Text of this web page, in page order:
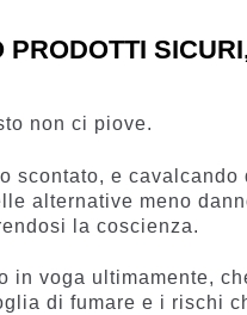
non ci piove.
scontato, e
alternative meno
la coscienza.
in voga ultimamente,
di fumare e i rischi